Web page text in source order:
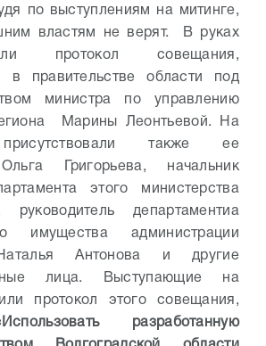
по выступлениям на митинге,
властям не верят. В руках
протокол совещания,
в правительстве области под
министра по управлению
Марины Леонтьевой. На
также ее
Григорьева, начальник
этого министерства
департаментиа
имущества администрации
Антонова и другие
лица. Выступающие на
протокол этого совещания,
разработанную